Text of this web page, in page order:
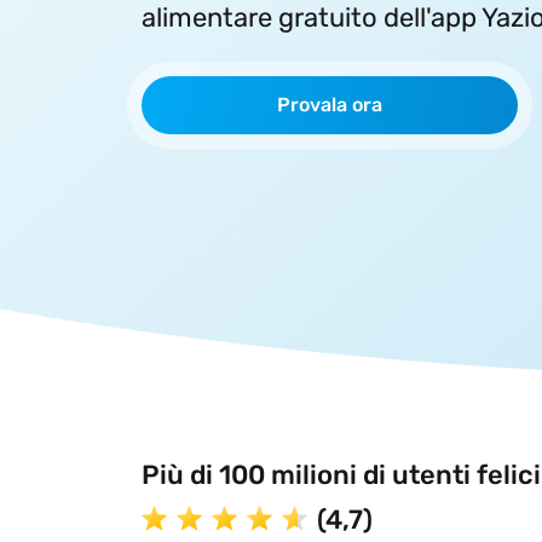
alimentare gratuito dell'app
Provala ora
Più di 100 milioni di utenti felici
(4,7)